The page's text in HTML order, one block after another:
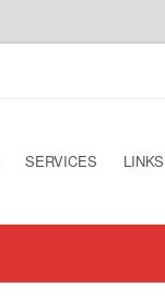
SERVICES LINKS